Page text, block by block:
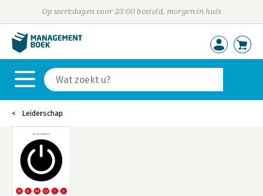
Op werkdagen voor 23:00 besteld, morgen in huis
Leiderschap